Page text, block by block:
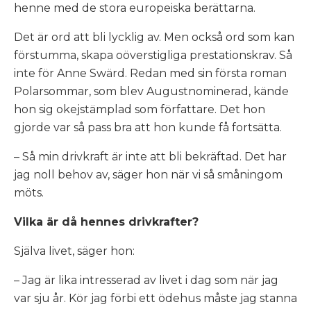
henne med de stora europeiska berättarna.
Det är ord att bli lycklig av. Men också ord som kan
förstumma, skapa oöverstigliga prestationskrav. Så
inte för Anne Swärd. Redan med sin första roman
Polarsommar, som blev Augustnominerad, kände
hon sig okejstämplad som författare. Det hon
gjorde var så pass bra att hon kunde få fortsätta.
– Så min drivkraft är inte att bli bekräftad. Det har
jag noll behov av, säger hon när vi så småningom
möts.
Vilka är då hennes drivkrafter?
Själva livet, säger hon:
– Jag är lika intresserad av livet i dag som när jag
var sju år. Kör jag förbi ett ödehus måste jag stanna